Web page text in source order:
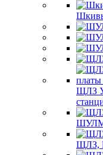
ЩЛЗ
ЩЛЗ,